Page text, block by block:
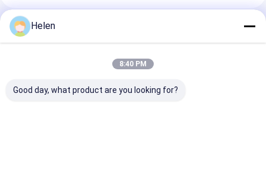
추천된 제품
Helen
8:40 PM
Good day, what product are you looking for?